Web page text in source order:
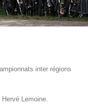
inter régions
Lemoine.